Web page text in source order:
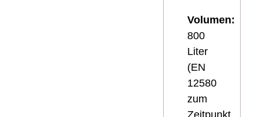
Volumen:
800
Liter
(EN
12580
zum
Zeitpunkt